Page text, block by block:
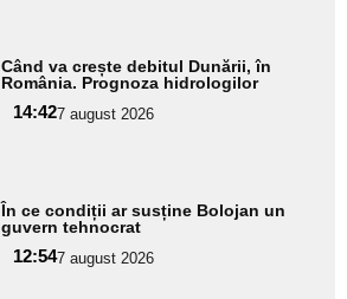
Când va crește debitul Dunării, în
România. Prognoza hidrologilor
14:427 august 2026
În ce condiții ar susține Bolojan un
guvern tehnocrat
12:547 august 2026